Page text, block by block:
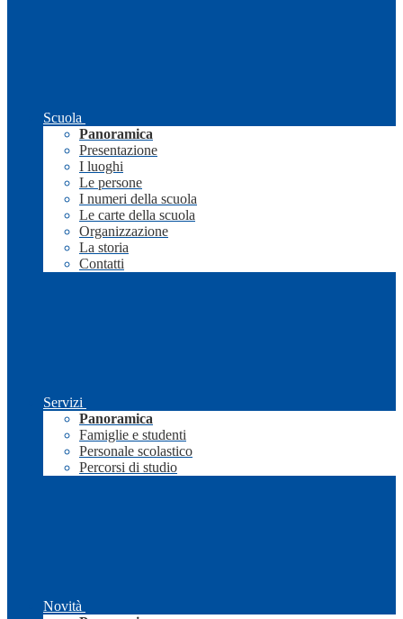
Scuola
Panoramica
Presentazione
I luoghi
Le persone
I numeri della scuola
Le carte della scuola
Organizzazione
La storia
Contatti
Servizi
Panoramica
Famiglie e studenti
Personale scolastico
Percorsi di studio
Novità